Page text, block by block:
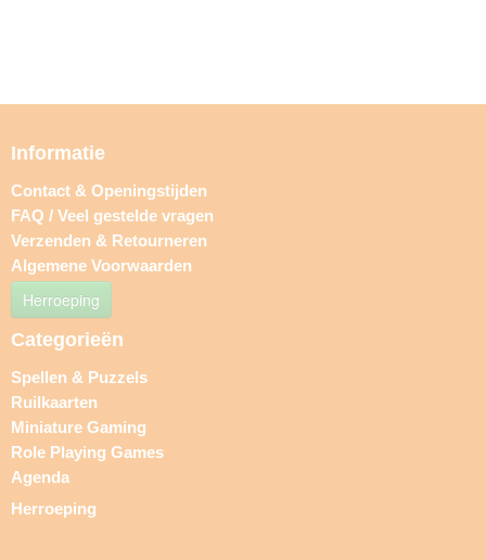
Informatie
Contact & Openingstijden
FAQ / Veel gestelde vragen
Verzenden & Retourneren
Algemene Voorwaarden
Herroeping
Categorieën
Spellen & Puzzels
Ruilkaarten
Miniature Gaming
Role Playing Games
Agenda
Herroeping